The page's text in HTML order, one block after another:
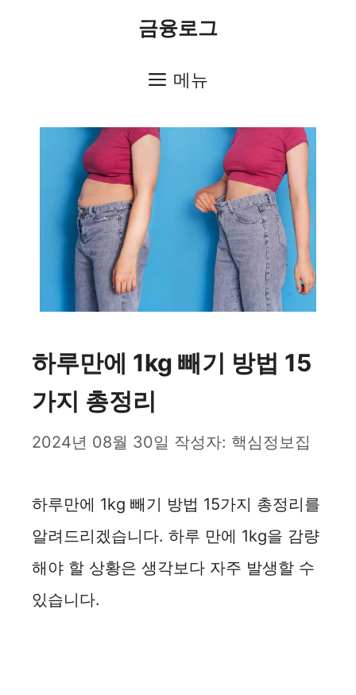
금융로그
메뉴
하루만에 1kg 빼기 방법 15
가지 총정리
2024년 08월 30일 작성자: 핵심정보집
하루만에 1kg 빼기 방법 15가지 총정리를
알려드리겠습니다. 하루 만에 1kg을 감량
해야 할 상황은 생각보다 자주 발생할 수
있습니다.